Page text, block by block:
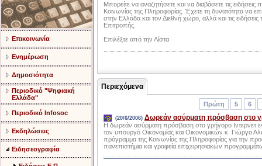
Επικοινωνία
Ενημέρωση
Δημοσιότητα
Περιοδικό "Ψηφιακή
Ελλάδα"
Περιοδικό Infosoc
Εκδηλώσεις
Ειδησεογραφία
Mπορείτε να αναζητήσετε και να διαβάσετε τις
Κοινωνίας της Πληροφορίας. Έχετε τη δυνατότητα να
στην Ελλάδα και τον Διεθνή χώρο, αλλά και τις
Επιτροπής.
Επιλέξτε από την Λίστα
Περιεχόμενα
Πρώτη 5 6
(20/6/2006) Δωρεάν ασύρματη πρόσβαση στο
Η δωρεάν ασύρματη πρόσβαση στο γρήγορο Ιντερνετ
τον υπουργό Οικονομίας και Οικονομικών κ. Γιώργο
πρόγραμμα της Κοινωνίας της Πληροφορίας για την
πανεπιστήμια και γραφεία επιχειρησιακών